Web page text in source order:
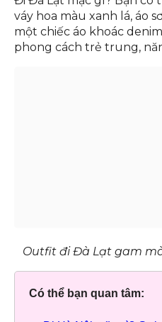
váy hoa màu xanh lá, áo
một chiếc áo khoác
phong cách trẻ trung,
Outfit đi Đà Lạt gam